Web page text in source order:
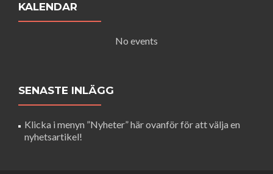
KALENDAR
No events
SENASTE INLÄGG
Klicka i menyn ”Nyheter” här ovanför för att välja en
nyhetsartikel!